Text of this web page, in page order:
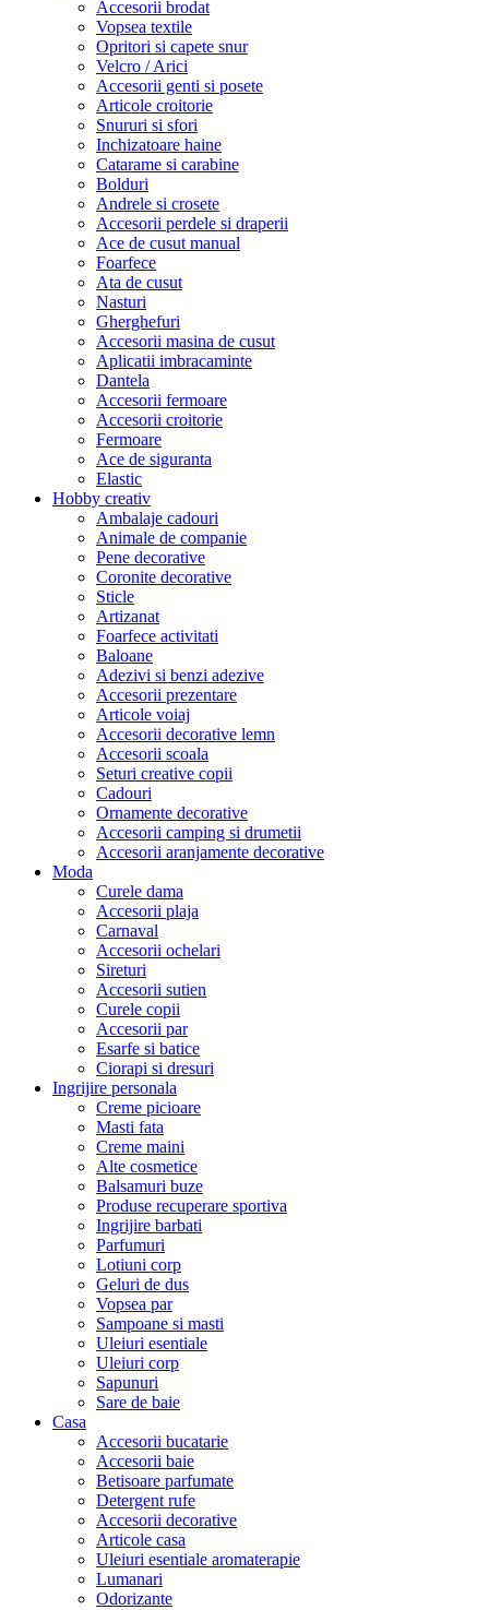
Accesorii brodat
Vopsea textile
Opritori si capete snur
Velcro / Arici
Accesorii genti si posete
Articole croitorie
Snururi si sfori
Inchizatoare haine
Catarame si carabine
Bolduri
Andrele si crosete
Accesorii perdele si draperii
Ace de cusut manual
Foarfece
Ata de cusut
Nasturi
Gherghefuri
Accesorii masina de cusut
Aplicatii imbracaminte
Dantela
Accesorii fermoare
Accesorii croitorie
Fermoare
Ace de siguranta
Elastic
Hobby creativ
Ambalaje cadouri
Animale de companie
Pene decorative
Coronite decorative
Sticle
Artizanat
Foarfece activitati
Baloane
Adezivi si benzi adezive
Accesorii prezentare
Articole voiaj
Accesorii decorative lemn
Accesorii scoala
Seturi creative copii
Cadouri
Ornamente decorative
Accesorii camping si drumetii
Accesorii aranjamente decorative
Moda
Curele dama
Accesorii plaja
Carnaval
Accesorii ochelari
Sireturi
Accesorii sutien
Curele copii
Accesorii par
Esarfe si batice
Ciorapi si dresuri
Ingrijire personala
Creme picioare
Masti fata
Creme maini
Alte cosmetice
Balsamuri buze
Produse recuperare sportiva
Ingrijire barbati
Parfumuri
Lotiuni corp
Geluri de dus
Vopsea par
Sampoane si masti
Uleiuri esentiale
Uleiuri corp
Sapunuri
Sare de baie
Casa
Accesorii bucatarie
Accesorii baie
Betisoare parfumate
Detergent rufe
Accesorii decorative
Articole casa
Uleiuri esentiale aromaterapie
Lumanari
Odorizante